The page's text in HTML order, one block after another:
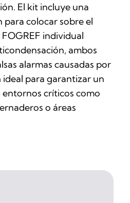
El kit incluye una
colocar sobre el
individual
ambos
alarmas causadas por
ideal para garantizar un
críticos como
o áreas